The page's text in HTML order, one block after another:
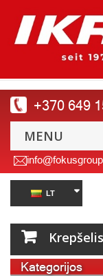
+370 649
MENU
LT
Krepšelis
Kategorijos